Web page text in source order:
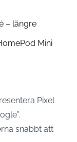
– längre
Mini
Pixel
snabbt att